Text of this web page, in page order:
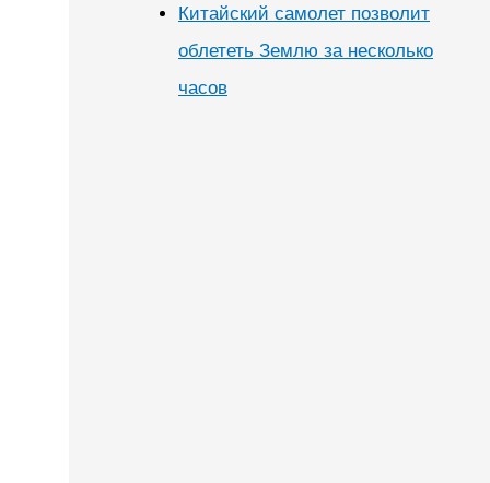
Китайский самолет позволит
облететь Землю за несколько
часов